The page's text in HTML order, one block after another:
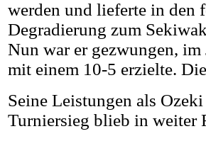
werden und lieferte in den
Degradierung zum
Nun war er gezwungen,
mit einem 10-5 erzielte.
Seine Leistungen als
Turniersieg blieb in weiter